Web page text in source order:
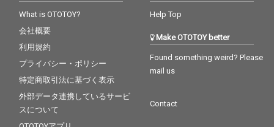
What is OTOTOY?
会社概要
利用規約
プライバシー・ポリシー
特定商取引法に基づく表示
外部データ連携しているサービ
スについて
Help Top
Make OTOTOY better
Found something weird? Please
mail us
Contact